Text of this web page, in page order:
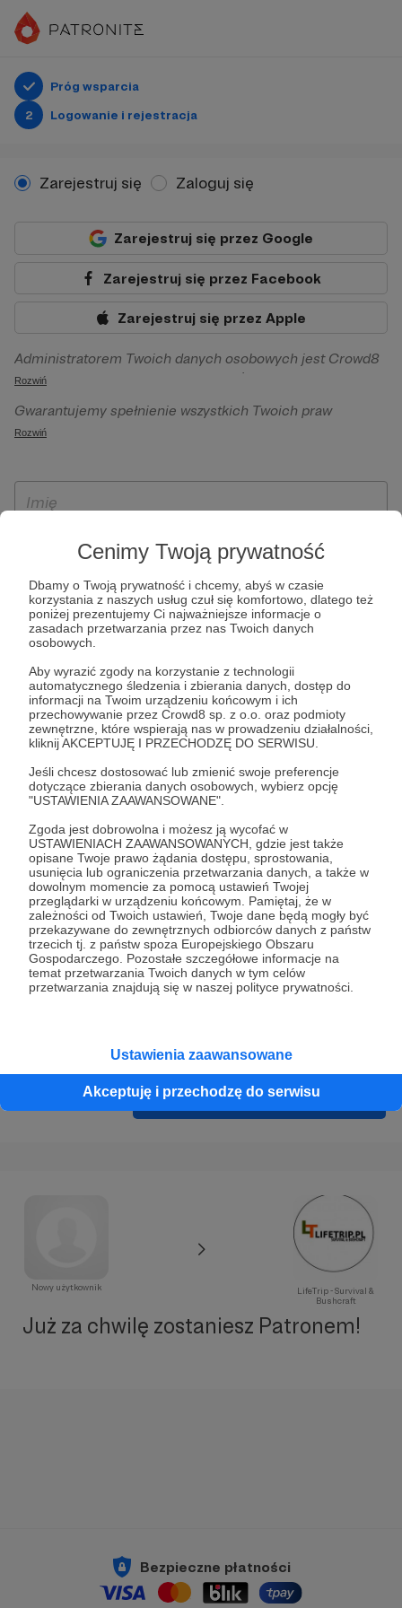
Cenimy Twoją prywatność
Dbamy o Twoją prywatność i chcemy, abyś w czasie
korzystania z naszych usług czuł się komfortowo, dlatego też
poniżej prezentujemy Ci najważniejsze informacje o
zasadach przetwarzania przez nas Twoich danych
osobowych.
Aby wyrazić zgody na korzystanie z technologii
automatycznego śledzenia i zbierania danych, dostęp do
informacji na Twoim urządzeniu końcowym i ich
przechowywanie przez Crowd8 sp. z o.o. oraz podmioty
zewnętrzne, które wspierają nas w prowadzeniu działalności,
kliknij AKCEPTUJĘ I PRZECHODZĘ DO SERWISU.
Jeśli chcesz dostosować lub zmienić swoje preferencje
dotyczące zbierania danych osobowych, wybierz opcję
"USTAWIENIA ZAAWANSOWANE".
Zgoda jest dobrowolna i możesz ją wycofać w
USTAWIENIACH ZAAWANSOWANYCH, gdzie jest także
opisane Twoje prawo żądania dostępu, sprostowania,
usunięcia lub ograniczenia przetwarzania danych, a także w
dowolnym momencie za pomocą ustawień Twojej
przeglądarki w urządzeniu końcowym. Pamiętaj, że w
zależności od Twoich ustawień, Twoje dane będą mogły być
przekazywane do zewnętrznych odbiorców danych z państw
trzecich tj. z państw spoza Europejskiego Obszaru
Gospodarczego. Pozostałe szczegółowe informacje na
temat przetwarzania Twoich danych w tym celów
przetwarzania znajdują się w naszej polityce prywatności.
Ustawienia zaawansowane
Akceptuję i przechodzę do serwisu
Próg wsparcia
2
Logowanie i rejestracja
Zarejestruj się Zaloguj się
Zarejestruj się przez Google
Zarejestruj się przez Facebook
Zarejestruj się przez Apple
Administratorem Twoich danych osobowych jest Crowd8
sp. z o.o. z siedziba w Warszawie, ul. Żwirki i Wigury 16, 02-
092 Warszawa. Twoje dane osobowe będą przetwarzane w
szczególności w celu wykonania umowy zawartej z Tobą, w
Patronite.pl, w tym możliwości dokonywania oraz
otrzymywania wsparcia na naszej platformie oraz
Rozwiń
Gwarantujemy spełnienie wszystkich Twoich praw
wynikających z ogólnego rozporządzenia o ochronie
ich przenoszenia, niepodlegania zautomatyzowanemu
wyrażenia sprzeciwu wobec przetwarzania Twoich danych
osobowych. Rejestracja dla osób niepełnoletnich możliwa
jest po przekazaniu podpisanego formularza "Zgodna na
założenie konta przez osobę niepełnoletnią", formularz
dostępny jest na stronie regulaminu Patronite.pl.
Rozwiń
* Zapoznałem się i akceptujęRegulaminserwisu oraz
Prywatności.
* Wyrażam zgodę na przetwarzanie moich danych
osobowych podanych w formularzu rejestracyjnym w celu
prawidłowego świadczenia usług serwisu Patronite.
Wyrażam zgodę na otrzymywanie drogą elektroniczną
informacji handlowych - newslettera. Opcja ta może zostać
zmieniona w ustawieniach konta.
Cofnij Zarejestruj się i przejdź dalej
Nowy użytkownik
LifeTrip - Survival &
Bushcraft
Już za chwilę zostaniesz Patronem!
Bezpieczne płatności